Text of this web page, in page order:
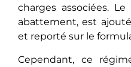
charges associées.
abattement, est
et reporté sur le
Cependant, ce